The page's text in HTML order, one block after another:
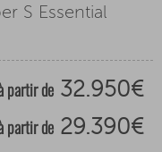
S Essential
partir de 32.950€
partir de 29.390€